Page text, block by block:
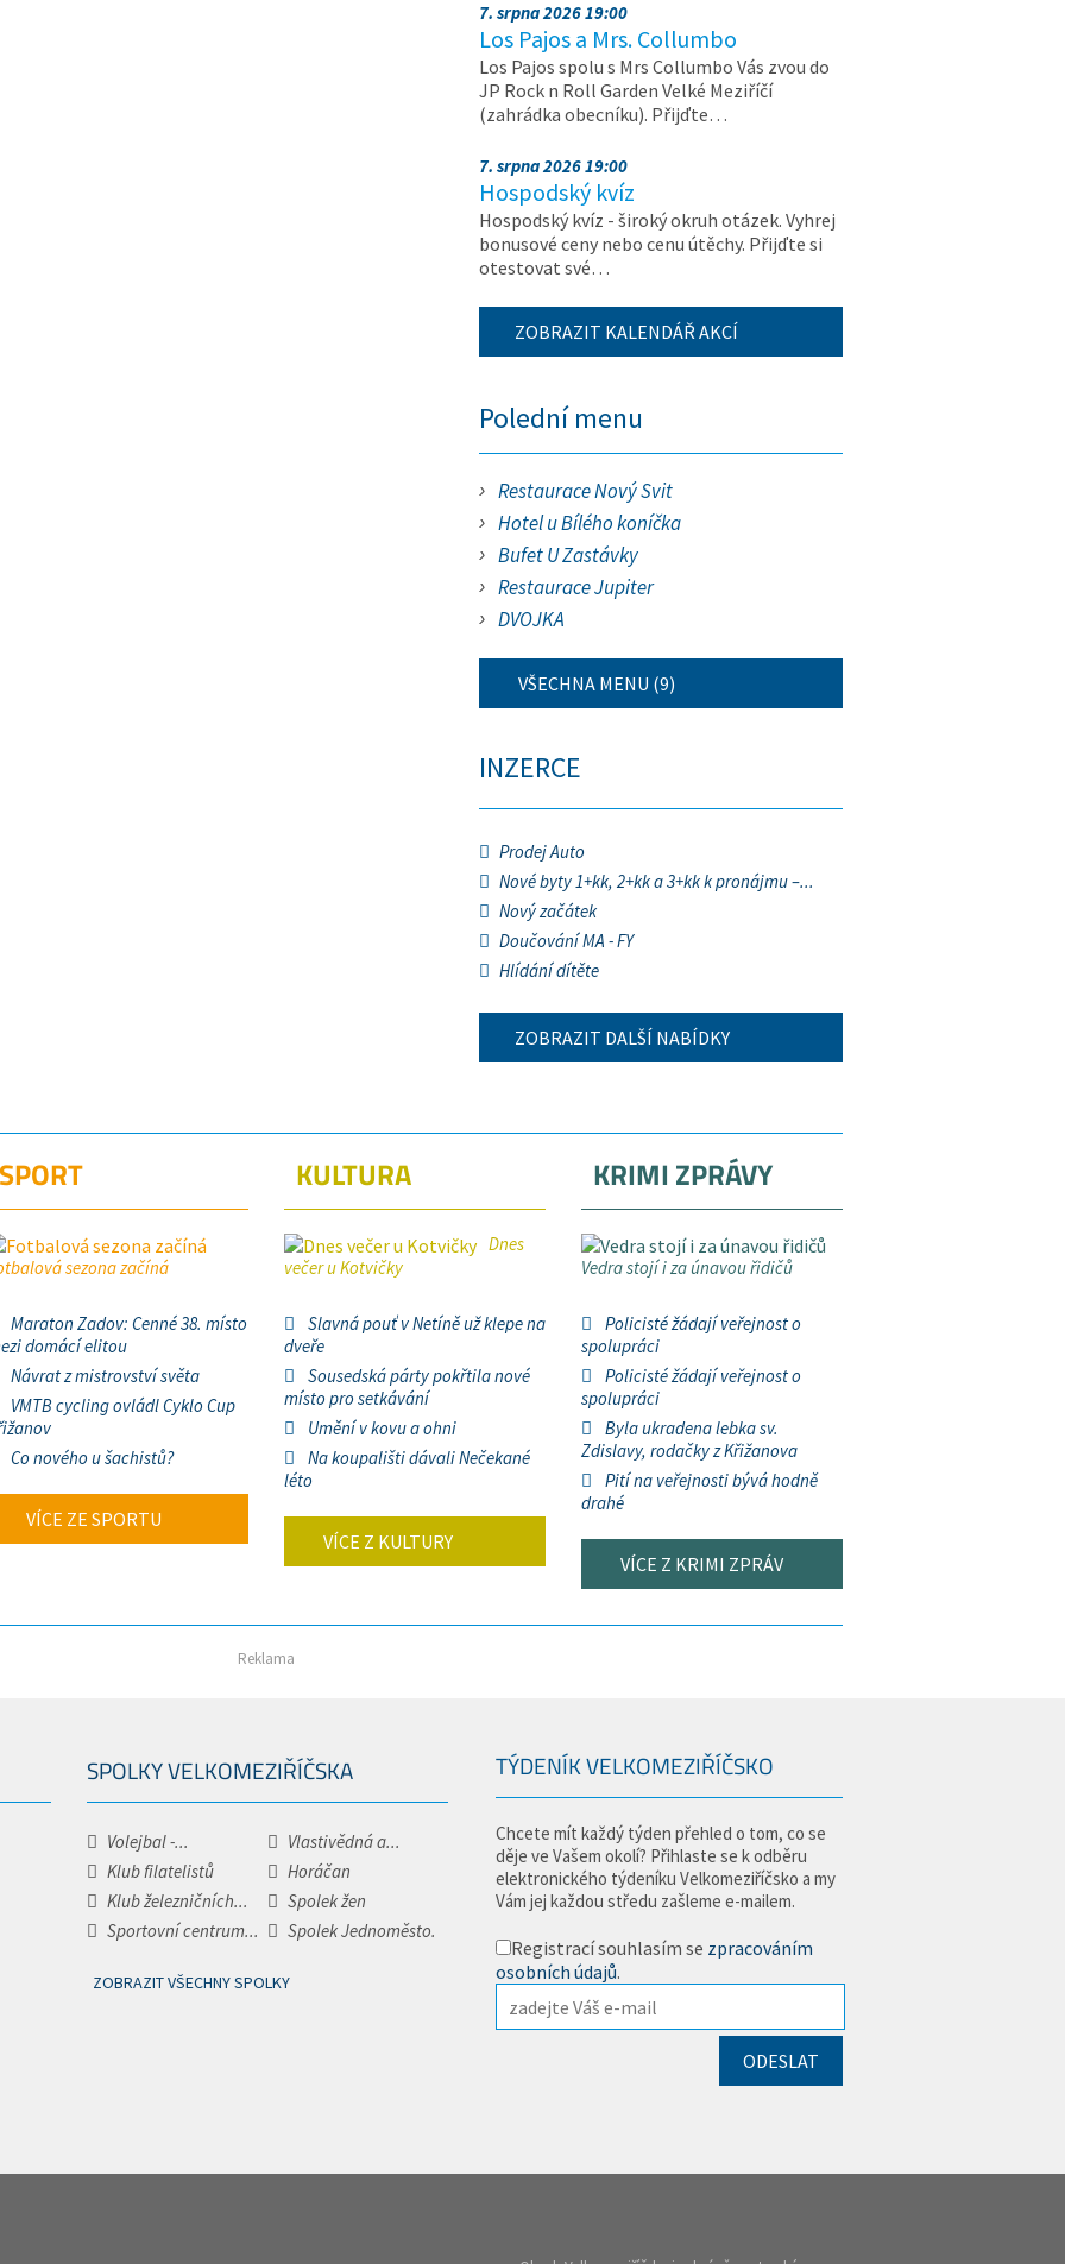
7. srpna 2026 19:00
Los Pajos a Mrs. Collumbo
Los Pajos spolu s Mrs Collumbo Vás zvou do
JP Rock n Roll Garden Velké Meziříčí
(zahrádka obecníku). Přijďte…
7. srpna 2026 19:00
Hospodský kvíz
Hospodský kvíz - široký okruh otázek. Vyhrej
bonusové ceny nebo cenu útěchy. Přijďte si
otestovat své…
ZOBRAZIT KALENDÁŘ AKCÍ
Polední menu
Restaurace Nový Svit
Hotel u Bílého koníčka
Bufet U Zastávky
Restaurace Jupiter
DVOJKA
VŠECHNA MENU (9)
INZERCE
Prodej Auto
Nové byty 1+kk, 2+kk a 3+kk k pronájmu –...
Nový začátek
Doučování MA - FY
Hlídání dítěte
ZOBRAZIT DALŠÍ NABÍDKY
SPORT
sezona začíná
Maraton Zadov: Cenné 38. místo
domácí elitou
Návrat z mistrovství světa
VMTB cycling ovládl Cyklo Cup
Co nového u šachistů?
VÍCE ZE SPORTU
KULTURA
Dnes
večer u Kotvičky
Slavná pouť v Netíně už klepe na
dveře
Sousedská párty pokřtila nové
místo pro setkávání
Umění v kovu a ohni
Na koupališti dávali Nečekané
léto
VÍCE Z KULTURY
KRIMI ZPRÁVY
Vedra stojí i za únavou řidičů
Policisté žádají veřejnost o
spolupráci
Policisté žádají veřejnost o
spolupráci
Byla ukradena lebka sv.
Zdislavy, rodačky z Křižanova
Pití na veřejnosti bývá hodně
drahé
VÍCE Z KRIMI ZPRÁV
Reklama
SPOLKY VELKOMEZIŘÍČSKA
Volejbal -...
Vlastivědná a...
Klub filatelistů
Horáčan
Klub železničních...
Spolek žen
Sportovní centrum...
Spolek Jednoměsto.
ZOBRAZIT VŠECHNY SPOLKY
TÝDENÍK VELKOMEZIŘÍČSKO
Chcete mít každý týden přehled o tom, co se
děje ve Vašem okolí? Přihlaste se k odběru
elektronického týdeníku Velkomeziříčsko a my
Vám jej každou středu zašleme e-mailem.
Registrací souhlasím se zpracováním
osobních údajů.